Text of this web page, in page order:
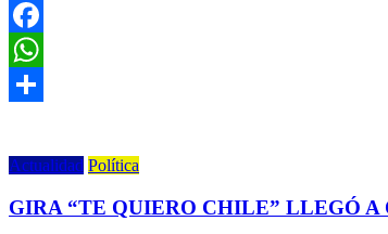
Facebook
WhatsApp
Actualidad Política
GIRA “TE QUIERO CHILE” LLEGÓ A